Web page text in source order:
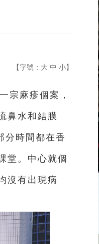
【字號： 大 中 小】
宗麻疹個案，
鼻水和結膜
分時間都在香
堂。中心就個
沒有出現病